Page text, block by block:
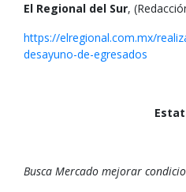
El Regional del Sur,
https://elregional.com.mx/
desayuno-de-egresados
Busca Mercado mejorar